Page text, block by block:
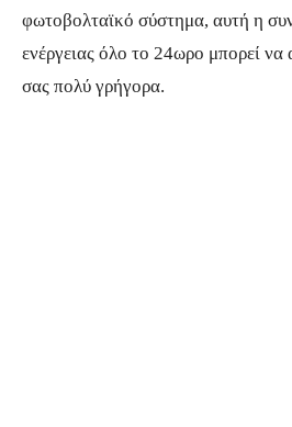
φωτοβολταϊκό σύστημα, αυτή η
ενέργειας όλο το 24ωρο μπορεί να
σας πολύ γρήγορα.